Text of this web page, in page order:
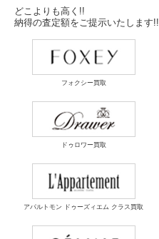
どこよりも高く!!
納得の査定額をご提示いたします!!
フォクシー買取
ドゥロワー買取
アパルトモン ドゥーズィエム クラス買取